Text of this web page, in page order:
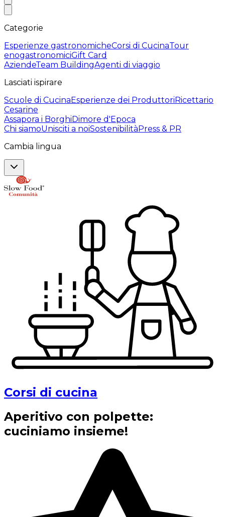
Categorie
Esperienze gastronomicheCorsi di CucinaTour
enogastronomiciGift Card
AziendeTeam BuildingAgenti di viaggio
Lasciati ispirare
Scuole di CucinaEsperienze dei ProduttoriRicettario
Cesarine
Assapora i BorghiDimore d'Epoca
Chi siamoUnisciti a noiSostenibilitàPress & PR
Cambia lingua
Corsi di cucina
Aperitivo con polpette:
cuciniamo insieme!